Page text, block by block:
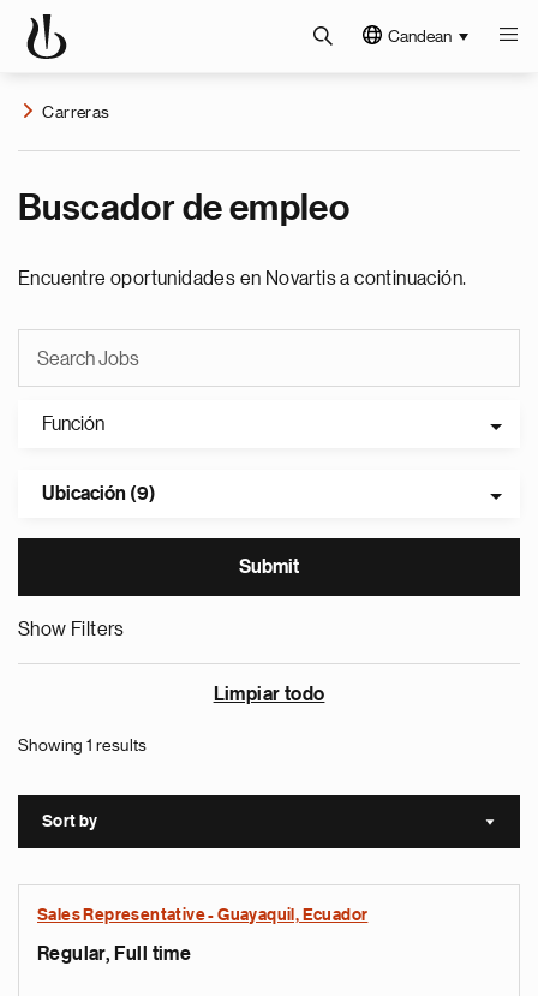
Candean
Carreras
Buscador de empleo
Encuentre oportunidades en Novartis a continuación.
Función
Ubicación (9)
Show Filters
Limpiar todo
Showing 1 results
Sort by Sort
Sales Representative - Guayaquil, Ecuador
Regular, Full time